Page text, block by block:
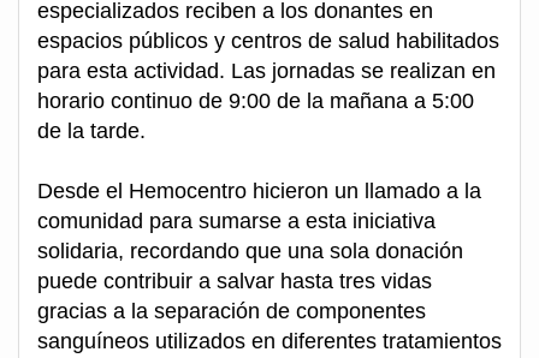
especializados reciben a los donantes en
espacios públicos y centros de salud habilitados
para esta actividad. Las jornadas se realizan en
horario continuo de 9:00 de la mañana a 5:00
de la tarde.
Desde el Hemocentro hicieron un llamado a la
comunidad para sumarse a esta iniciativa
solidaria, recordando que una sola donación
puede contribuir a salvar hasta tres vidas
gracias a la separación de componentes
sanguíneos utilizados en diferentes tratamientos